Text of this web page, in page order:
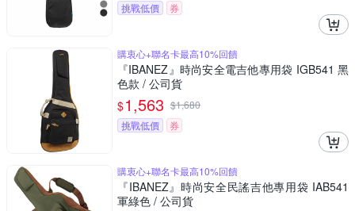
挑戰低價
券
購衷心+聯名卡最高10%回饋
『IBANEZ』時尚安全電吉他專用袋 IGB541 黑
色款 / 公司貨
$1,563 $1,680
挑戰低價
券
購衷心+聯名卡最高10%回饋
『IBANEZ』時尚安全民謠吉他專用袋 IAB541
軍綠色 / 公司貨